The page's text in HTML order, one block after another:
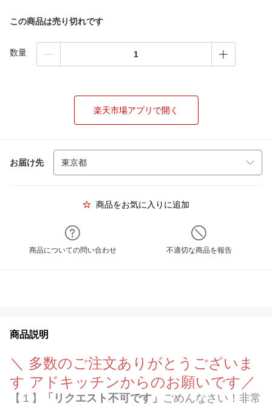
この商品は売り切れです
数量
楽天市場アプリで開く
お届け先
商品をお気に入りに追加
商品についての問い合わせ 不適切な商品を報告
商品説明
＼ 多数のご注文ありがとうございま
す アドキッチンからのお願いです／
【１】 「リクエスト不可です」 ごめんなさい！非常